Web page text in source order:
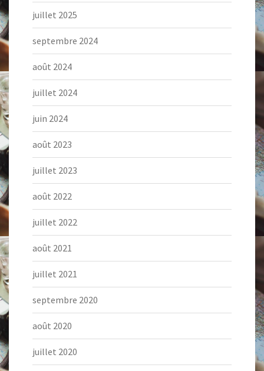
juillet 2025
septembre 2024
août 2024
juillet 2024
juin 2024
août 2023
juillet 2023
août 2022
juillet 2022
août 2021
juillet 2021
septembre 2020
août 2020
juillet 2020